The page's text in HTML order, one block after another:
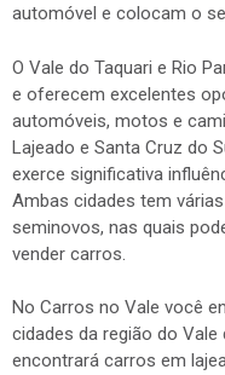
automóvel e colocam o
O Vale do Taquari e Rio
e oferecem excelentes
automóveis, motos e
Lajeado e Santa Cruz do
exerce significativa
Ambas cidades tem
seminovos, nas quais
vender carros.
No Carros no Vale você
cidades da região do Vale
encontrará carros em